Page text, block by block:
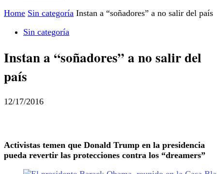
Home Sin categoría Instan a “soñadores” a no salir del país
Sin categoría
Instan a “soñadores” a no salir del
país
12/17/2016
Activistas temen que Donald Trump en la presidencia
pueda revertir las protecciones contra los “dreamers”